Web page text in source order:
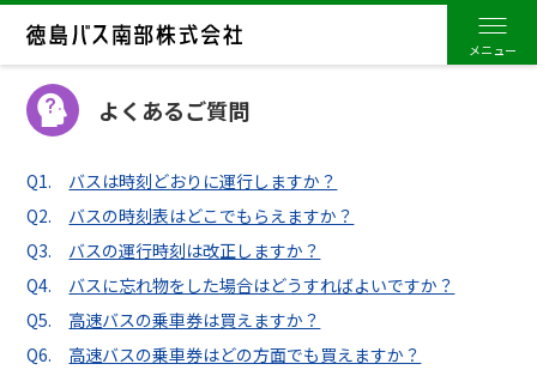
会社案内
よくあるご質問
よくあるご質問
バスは時刻どおりに運行しますか？
バスの時刻表はどこでもらえますか？
バスの運行時刻は改正しますか？
バスに忘れ物をした場合はどうすればよいですか？
高速バスの乗車券は買えますか？
高速バスの乗車券はどの方面でも買えますか？